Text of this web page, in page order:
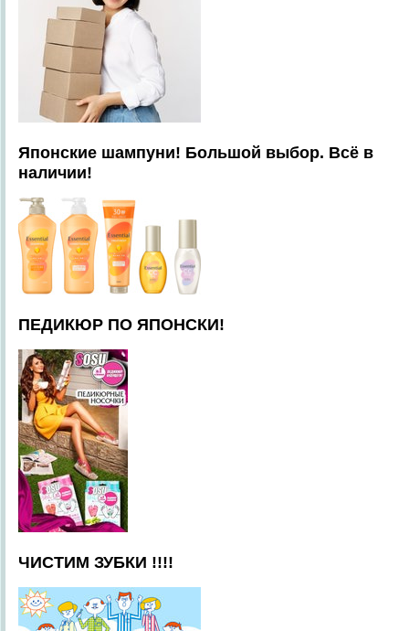
Японские шампуни! Большой выбор. Всё в
наличии!
ПЕДИКЮР ПО ЯПОНСКИ!
ЧИСТИМ ЗУБКИ !!!!